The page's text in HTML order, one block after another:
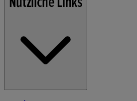
Gartengeräte
Schneefräsen